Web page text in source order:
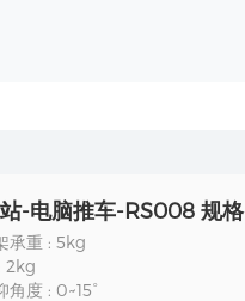
-电脑推车-RS008 规格
承重 : 5kg
2kg
角度 : 0~15°